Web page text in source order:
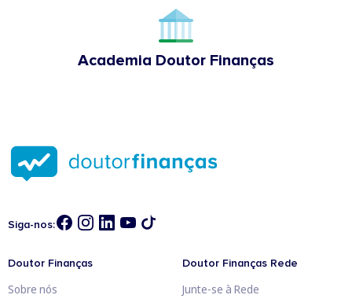
Academia Doutor Finanças
Siga-nos:
Doutor Finanças
Sobre nós
Doutor Finanças Rede
Junte-se à Rede